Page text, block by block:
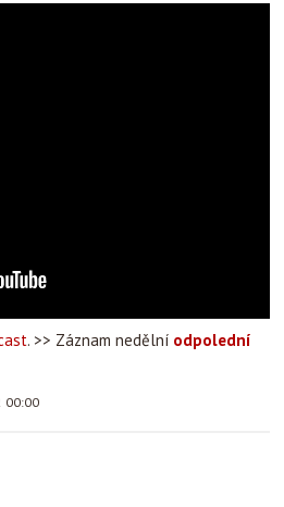
. >> Záznam nedělní odpolední
00:00